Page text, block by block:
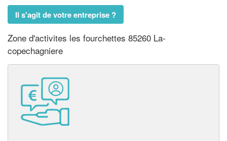
Il s'agit de votre entreprise ?
Zone d'activites les fourchettes 85260 La-
copechagniere